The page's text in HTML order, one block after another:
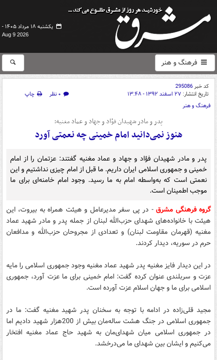
یکشنبه ۱۸ مرداد ۱۴۰۵ -
Aug 9 2026
فرهنگ و هنر
کد خبر295086
تاریخ انتشار: ۲۷ اسفند ۱۳۹۲ - ۱۳:۴۸ ۰ نظر
چاپ
فرهنگ و هنر
پدر و مادر شهیدان فؤاد و جهاد و عماد مغنیه:
هنوز نمی‌دانید امام خمینی چه نعمتی آورد
پدر و مادر شهیدان فؤاد و جهاد و عماد مغنیه گفتند: عزتمان را از امام
خمینی و جمهوری اسلامی ایران داریم. ما قبل از امام چیزی نداشتیم و این
نعمتی است که به‌واسطه امام به ما رسید. وجود امام خامنه‌ای برای ما
موجب اطمینان است.
گروه فرهنگی مشرق- در پی سفر مدیرعامل و هیئت همراه به بیروت، این
هیئت با خانواده‌های شهدای حزب‌الله لبنان از جمله پدر و مادر شهید عماد
مغنیه (قهرمان مقاومت لبنان) و تعدادی از مجروحان حزب‌الله و مدافعان
حرم در سوریه، دیدار کردند.
در این دیدار فایز مغنیه پدر شهید عماد مغنیه وجود جمهوری اسلامی را مایه
عزت و سربلندی عنوان کرده گفت: امام خمینی برای ما عزت آورد، جمهوری
اسلامی برای ما و جهان اسلام عزت آورده است.
مجید قلی‌زاده در ادامه با توجه به سخنان پدر شهید مغنیه گفت: ما در
جمهوری اسلامی در جنگ هشت ساله‌مان بیش از 200هزار شهید دادیم اما
در جمهوری اسلامی میان شهدای‌مان به شهید حاج عماد مغنیه افتخار
می‌کنیم و ایشان بین شهدای ما می‌درخشد.